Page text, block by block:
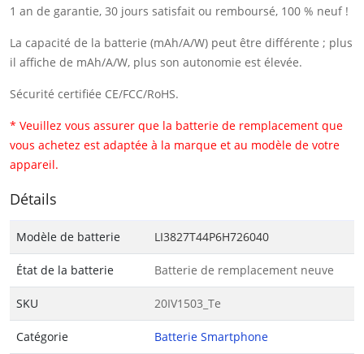
1 an de garantie, 30 jours satisfait ou remboursé, 100 % neuf !
La capacité de la batterie (mAh/A/W) peut être différente ; plus
il affiche de mAh/A/W, plus son autonomie est élevée.
Sécurité certifiée CE/FCC/RoHS.
* Veuillez vous assurer que la batterie de remplacement que
vous achetez est adaptée à la marque et au modèle de votre
appareil.
Détails
Modèle de batterie LI3827T44P6H726040
État de la batterie Batterie de remplacement neuve
SKU 20IV1503_Te
Catégorie Batterie Smartphone